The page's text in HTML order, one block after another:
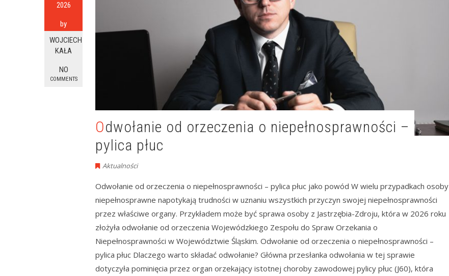
2026
by
WOJCIECH
KAŁA
NO
COMMENTS
Odwołanie od orzeczenia o niepełnosprawności –
pylica płuc
Aktualności
Odwołanie od orzeczenia o niepełnosprawności – pylica płuc jako powód W wielu przypadkach osoby
niepełnosprawne napotykają trudności w uznaniu wszystkich przyczyn swojej niepełnosprawności
przez właściwe organy. Przykładem może być sprawa osoby z Jastrzębia-Zdroju, która w 2026 roku
złożyła odwołanie od orzeczenia Wojewódzkiego Zespołu do Spraw Orzekania o
Niepełnosprawności w Województwie Śląskim. Odwołanie od orzeczenia o niepełnosprawności –
pylica płuc Dlaczego warto składać odwołanie? Główna przesłanka odwołania w tej sprawie
dotyczyła pominięcia przez organ orzekający istotnej choroby zawodowej pylicy płuc (J60), która